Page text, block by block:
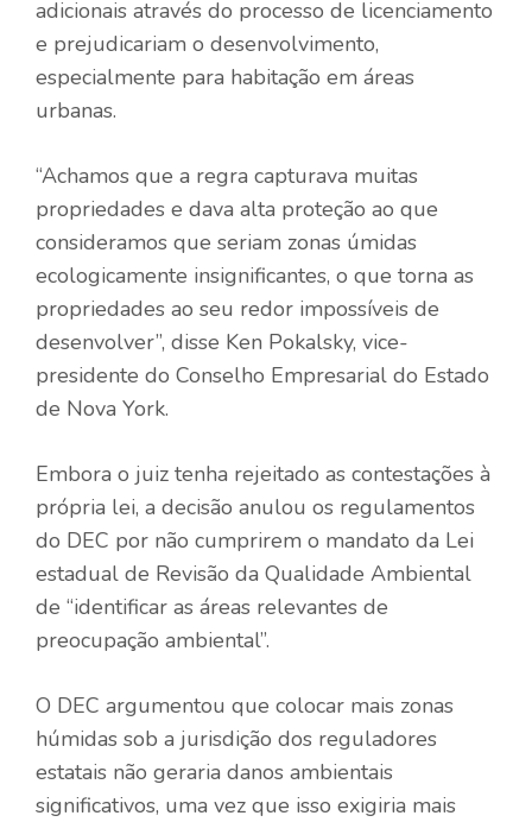
adicionais através do processo de licenciamento
e prejudicariam o desenvolvimento,
especialmente para habitação em áreas
urbanas.
“Achamos que a regra capturava muitas
propriedades e dava alta proteção ao que
consideramos que seriam zonas úmidas
ecologicamente insignificantes, o que torna as
propriedades ao seu redor impossíveis de
desenvolver”, disse Ken Pokalsky, vice-
presidente do Conselho Empresarial do Estado
de Nova York.
Embora o juiz tenha rejeitado as contestações à
própria lei, a decisão anulou os regulamentos
do DEC por não cumprirem o mandato da Lei
estadual de Revisão da Qualidade Ambiental
de “identificar as áreas relevantes de
preocupação ambiental”.
O DEC argumentou que colocar mais zonas
húmidas sob a jurisdição dos reguladores
estatais não geraria danos ambientais
significativos, uma vez que isso exigiria mais